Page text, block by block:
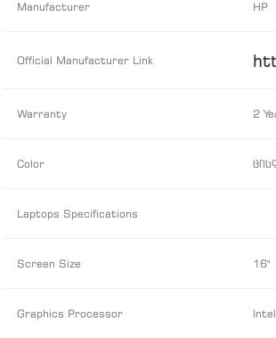
Manufacturer HP
Official Manufacturer Link
Warranty 2
Color
Laptops Specifications
Screen Size 16"
Graphics Processor